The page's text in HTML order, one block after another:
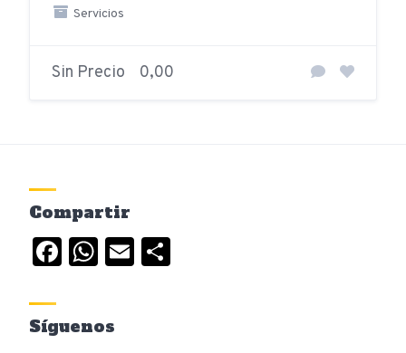
Servicios
Sin Precio 0,00
Compartir
Facebook
WhatsApp
Email
Síguenos